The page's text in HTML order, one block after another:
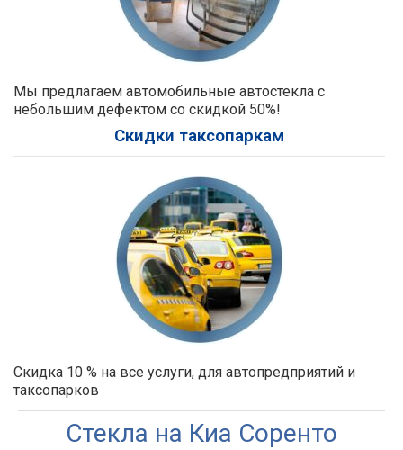
Мы предлагаем автомобильные автостекла с
небольшим дефектом со скидкой 50%!
Скидки таксопаркам
Скидка 10 % на все услуги, для автопредприятий и
таксопарков
Стекла на Киа Соренто